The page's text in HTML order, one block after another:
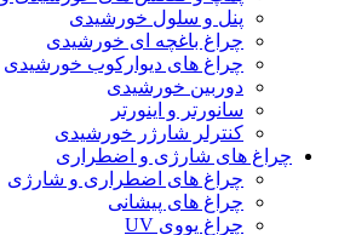
پنل و سلول خورشیدی
چراغ باغچه ای خورشیدی
چراغ های دیوارکوب خورشیدی
دوربین خورشیدی
سانورتر و اینورتر
کنترلر شارژر خورشیدی
چراغ های شارژی و اضطراری
چراغ های اضطراری و شارژی
چراغ های پیشانی
چراغ یووی UV